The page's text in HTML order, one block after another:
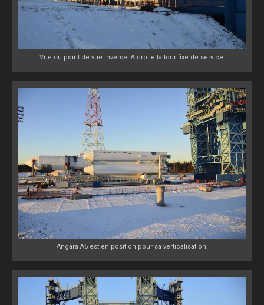
Vue du point de vue inverse. A droite la tour fixe de service.
Angara A5 est en position pour sa verticalisation.